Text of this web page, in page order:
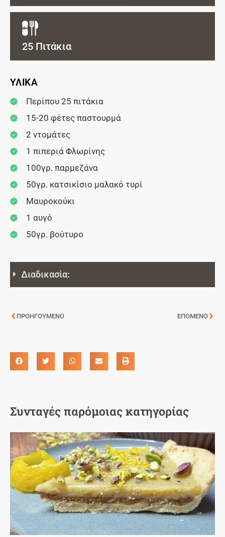
25 Πιτάκια
ΥΛΙΚΑ
Περίπου 25 πιτάκια
15-20 φέτες παστουρμά
2 ντομάτες
1 πιπεριά Φλωρίνης
100γρ. παρμεζάνα
50γρ. κατσικίσιο μαλακό τυρί
Μαυροκούκι
1 αυγό
50γρ. βούτυρο
Διαδικασία:
ΠΡΟΗΓΟΥΜΕΝΟ ΕΠΟΜΕΝΟ
Συνταγές παρόμοιας κατηγορίας